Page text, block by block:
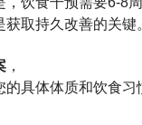
取持久改善的关键
，
具体体质和饮食习